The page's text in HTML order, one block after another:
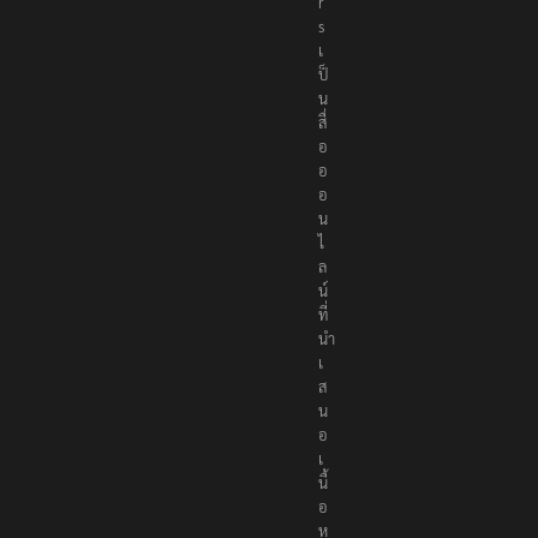
t
e
r
s
เ
ป็
น
สื่
อ
อ
อ
น
ไ
ล
น์
ที่
นำ
เ
ส
น
อ
เ
นื้